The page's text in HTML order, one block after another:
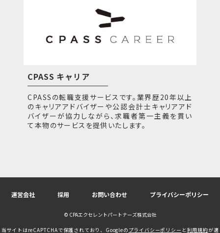
CPASS キャリア
CPASSの転職支援サービスです。業界歴20年以上
のキャリアアドバイザーや公認会計士キャリアアド
バイザーが協力しながら、求職者第一主義を貫い
て本物のサービスを提供いたします。
運営会社 採用 お問い合わせ プライバシーポリシー
© CPAエクセレントパートナーズ株式会社
当サイトはreCAPTCHAで保護されており、Googleの プライバシーポリシー と 利用規約が適